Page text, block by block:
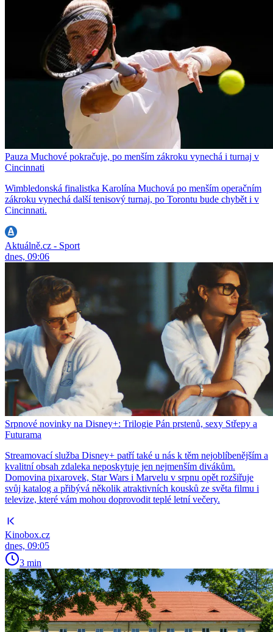
Pauza Muchové pokračuje, po menším zákroku vynechá i turnaj v
Cincinnati
Wimbledonská finalistka Karolína Muchová po menším operačním
zákroku vynechá další tenisový turnaj, po Torontu bude chybět i v
Cincinnati.
Aktuálně.cz - Sport
dnes, 09:06
Srpnové novinky na Disney+: Trilogie Pán prstenů, sexy Střepy a
Futurama
Streamovací služba Disney+ patří také u nás k těm nejoblíbenějším a
kvalitní obsah zdaleka neposkytuje jen nejmenším divákům.
Domovina pixarovek, Star Wars i Marvelu v srpnu opět rozšiřuje
svůj katalog a přibývá několik atraktivních kousků ze světa filmu i
televize, které vám mohou doprovodit teplé letní večery.
Kinobox.cz
dnes, 09:05
3 min